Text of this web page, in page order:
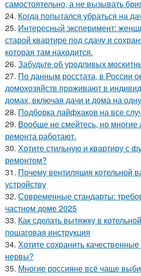
самостоятельно, а не вызывать
24. Когда попытался убраться на
25. Интересный эксперимент:
старой квартире под сдачу и
которая там находится.
26. Забудьте об уродливых
27. По данным росстата, в России
домохозяйств проживают в
домах, включая дачи и дома на
28. Подборка лайфхаков на все
29. Вообще не смейтесь, но многие
ремонта работают.
30. Хотите стильную и квартиру с
ремонтом?
31. Почему вентиляция котельной
устройству
32. Современные стандарты:
частном доме 2025
33. Как сделать вытяжку в
пошаговая инструкция
34. Хотите сохранить
нервы?
35. Многие россияне всё чаще